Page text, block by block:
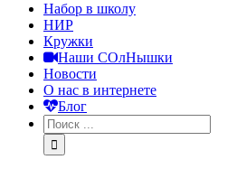
Набор в школу
НИР
Кружки
Наши СОлНышки
Новости
О нас в интернете
Блог